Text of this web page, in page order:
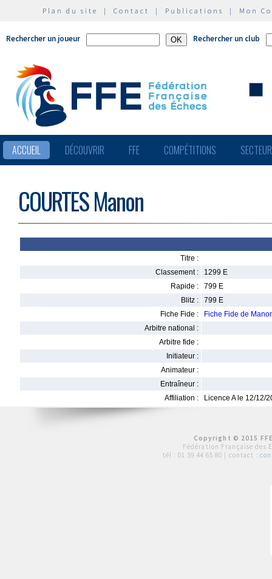
Plan du site | Contact | Publications | Mon
Rechercher un joueur Rechercher un club
ACCUEIL DÉCOUVRIR FFE COMPÉTITIONS
COURTES Manon
Titre :
Classement :
1299 E
Rapide :
799 E
Blitz :
799 E
Fiche Fide :
Fiche Fide de
Arbitre national :
Arbitre fide :
Initiateur :
Animateur :
Entraîneur :
Affiliation :
Licence A le 12/12/
Copyright © 2015
Fédération Française des
tél : 01 39 44 65 80 | contact :